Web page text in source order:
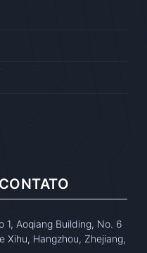
1, Aoqiang Building, No. 6
Xihu, Hangzhou, Zhejiang,